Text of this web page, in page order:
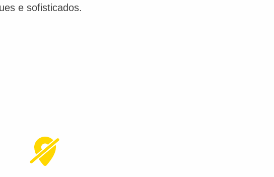
e sofisticados.